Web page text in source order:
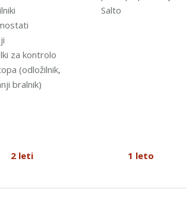
za kontrolo
(odložilnik,
bralnik)
Salto
2 leti 1 leto